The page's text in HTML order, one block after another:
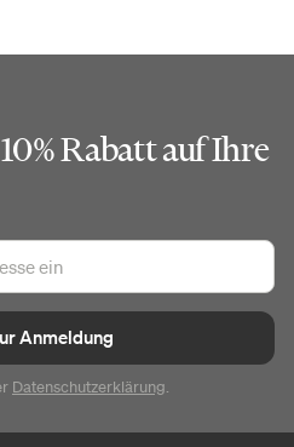
Rabatt auf Ihre
Anmeldung
Datenschutzerklärung.